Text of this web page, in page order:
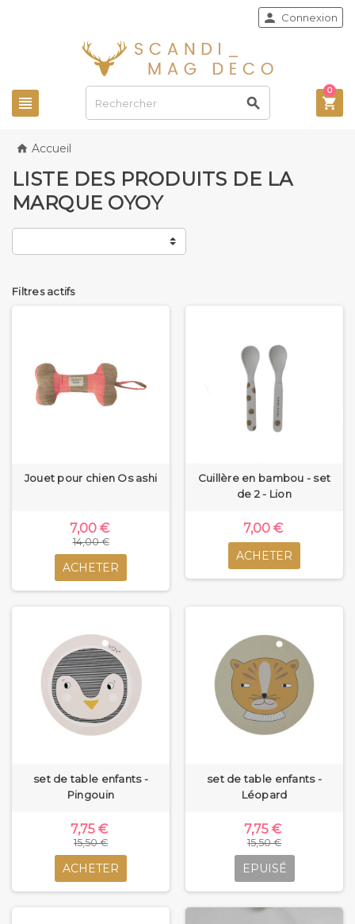
 
 Connexion

0
 Accueil
LISTE DES PRODUITS DE LA
MARQUE OYOY
Filtres actifs
Jouet pour chien Os ashi
7,00 €
14,00 €
ACHETER
Cuillère en bambou - set
de 2 - Lion
7,00 €
ACHETER
set de table enfants -
Pingouin
7,75 €
15,50 €
ACHETER
set de table enfants -
Léopard
7,75 €
15,50 €
EPUISÉ